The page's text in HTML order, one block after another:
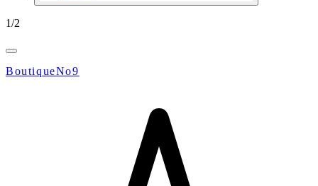
1/2
BoutiqueNo9